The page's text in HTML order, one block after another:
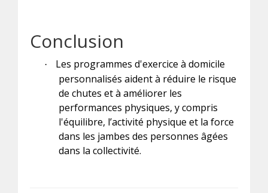
Conclusion
·
Les programmes d'exercice à domicile
personnalisés aident à réduire le risque
de chutes et à améliorer les
performances physiques, y compris
l'équilibre, l’activité physique et la force
dans les jambes des personnes âgées
dans la collectivité.